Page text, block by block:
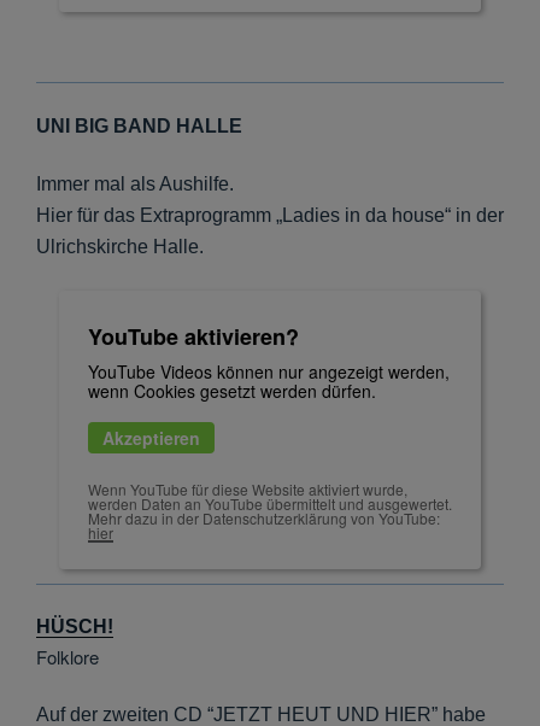
UNI BIG BAND HALLE
Immer mal als Aushilfe.
Hier für das Extraprogramm „Ladies in da house“ in der
Ulrichskirche Halle.
YouTube aktivieren?
YouTube Videos können nur angezeigt werden,
wenn Cookies gesetzt werden dürfen.
Akzeptieren
Wenn YouTube für diese Website aktiviert wurde,
werden Daten an YouTube übermittelt und ausgewertet.
Mehr dazu in der Datenschutzerklärung von YouTube:
hier
HÜSCH!
Folklore
Auf der zweiten CD “JETZT HEUT UND HIER” habe